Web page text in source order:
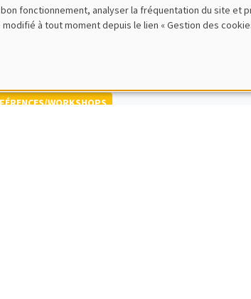
de printemps et conférence
Finance and Financial Econometrics
WORKSHOPS
fonctionnement, analyser la fréquentation du site et
à tout moment depuis le lien « Gestion des